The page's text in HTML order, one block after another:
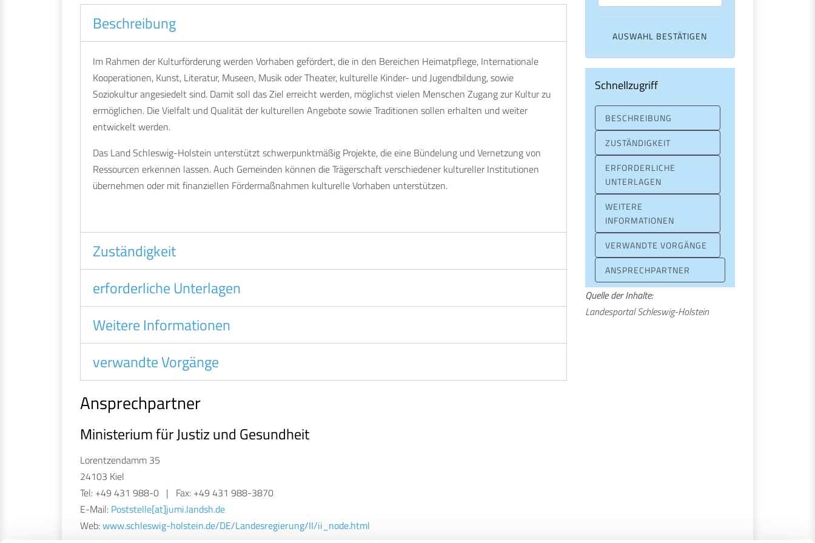
Schnellzugriff
BESCHREIBUNG
ZUSTÄNDIGKEIT
ERFORDERLICHE
UNTERLAGEN
WEITERE
INFORMATIONEN
VERWANDTE VORGÄNGE
ANSPRECHPARTNER
Quelle der Inhalte:
Landesportal Schleswig-Holstein
Beschreibung
Im Rahmen der Kulturförderung werden Vorhaben gefördert, die in den Bereichen Heimatpflege, Internationale
Kooperationen, Kunst, Literatur, Museen, Musik oder Theater, kulturelle Kinder- und Jugendbildung, sowie
Soziokultur angesiedelt sind. Damit soll das Ziel erreicht werden, möglichst vielen Menschen Zugang zur Kultur zu
ermöglichen. Die Vielfalt und Qualität der kulturellen Angebote sowie Traditionen sollen erhalten und weiter
entwickelt werden.
Das Land Schleswig-Holstein unterstützt schwerpunktmäßig Projekte, die eine Bündelung und Vernetzung von
Ressourcen erkennen lassen. Auch Gemeinden können die Trägerschaft verschiedener kultureller Institutionen
übernehmen oder mit finanziellen Fördermaßnahmen kulturelle Vorhaben unterstützen.
Zuständigkeit
erforderliche Unterlagen
Weitere Informationen
verwandte Vorgänge
Ansprechpartner
Ministerium für Justiz und Gesundheit
Lorentzendamm 35
24103 Kiel
Tel: +49 431 988-0 | Fax: +49 431 988-3870
E-Mail: Poststelle[at]jumi.landsh.de
Web:www.schleswig-holstein.de/DE/Landesregierung/II/ii_node.html